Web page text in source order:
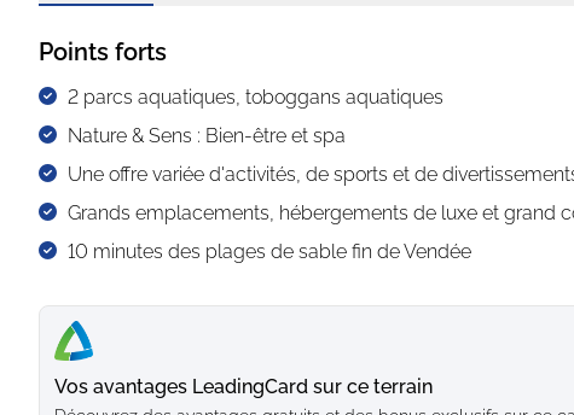
Points forts
2 parcs aquatiques, toboggans aquatiques
Nature & Sens : Bien-être et spa
Une offre variée d'activités, de sports et de
Grands emplacements, hébergements de luxe et grand
10 minutes des plages de sable fin de Vendée
Vos avantages LeadingCard sur ce terrain